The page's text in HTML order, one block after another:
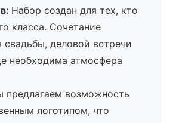
Набор создан для тех, кто
класса. Сочетание
свадьбы, деловой встречи
необходима атмосфера
предлагаем возможность
логотипом, что